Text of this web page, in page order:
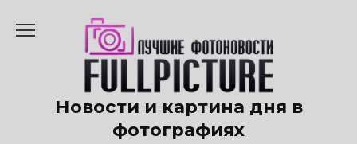
содержанию
Новости и картина дня в
фотографиях